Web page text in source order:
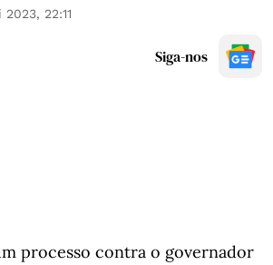
2023, 22:11
Siga-nos
processo contra o governador